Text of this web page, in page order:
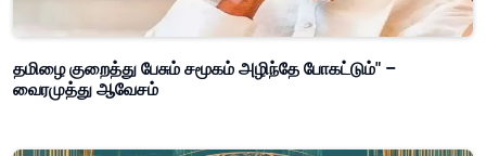
தமிழை குறைத்து பேசும் சமூகம் அழிந்தே போகட்டும்" –
வைரமுத்து ஆவேசம்